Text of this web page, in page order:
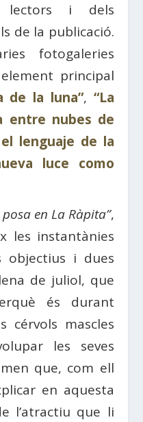
i dels
de la publicació.
fotogaleries
principal
de la luna”, “La
entre nubes de
lenguaje de la
luce como
en La Ràpita”,
les instantànies
objectius i dues
de juliol, que
és durant
cérvols mascles
les seves
que, com ell
en aquesta
l’atractiu que li